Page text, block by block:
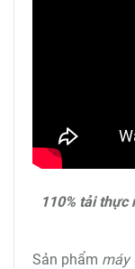
110% tải
Sản phẩm máy